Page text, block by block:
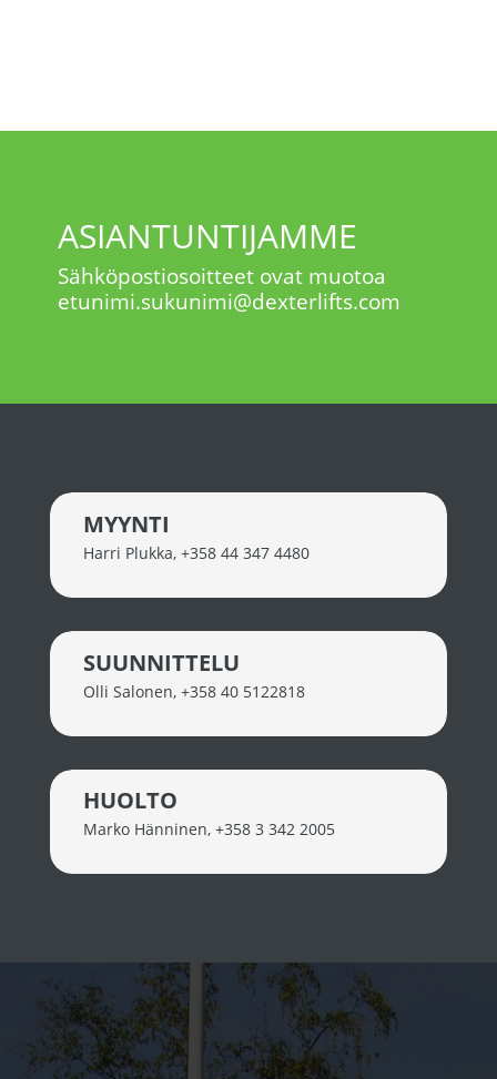
ASIANTUNTIJAMME
Sähköpostiosoitteet ovat muotoa
etunimi.sukunimi@dexterlifts.com
MYYNTI
Harri Plukka, +358 44 347 4480
SUUNNITTELU
Olli Salonen, +358 40 5122818
HUOLTO
Marko Hänninen, +358 3 342 2005